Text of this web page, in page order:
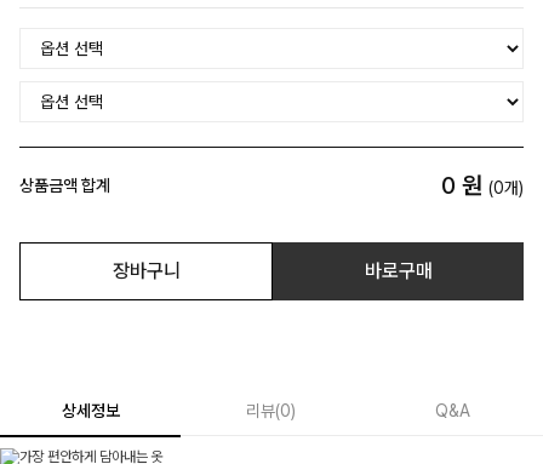
상품금액 합계 0 원 (0개)
장바구니 바로구매
상세정보 리뷰(0) Q&A